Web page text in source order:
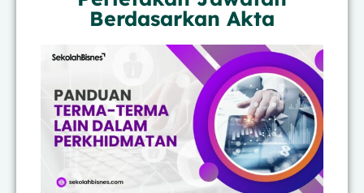
Berdasarkan Akta